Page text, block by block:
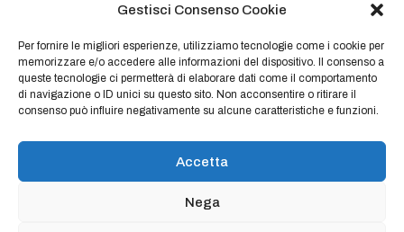
Gestisci Consenso Cookie
Per fornire le migliori esperienze, utilizziamo tecnologie come i cookie per
memorizzare e/o accedere alle informazioni del dispositivo. Il consenso a
queste tecnologie ci permetterà di elaborare dati come il comportamento
di navigazione o ID unici su questo sito. Non acconsentire o ritirare il
consenso può influire negativamente su alcune caratteristiche e funzioni.
Accetta
Nega
milano@grupposarosinvestigazioni.it
Orari